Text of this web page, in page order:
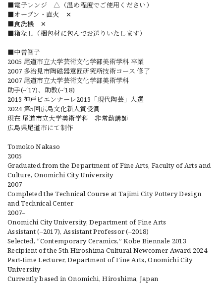
■電子レンジ △（温め程度でご使用ください）
■オーブン・直火 ✕
■食洗機 ✕
■箱なし（梱包材に包んでお送りいたします）
■中曽智子
2005 尾道市立大学芸術文化学部美術学科 卒業
2007 多治見市陶磁器意匠研究所技術コース 修了
2007 尾道市立大学芸術文化学部美術学科
助手(~‘17)、助教(~‘18)
2013 神戸ビエンナーレ2013「現代陶芸」入選
2024 第5回広島文化新人賞受賞
現在 尾道市立大学美術学科 非常勤講師
広島県尾道市にて制作
Tomoko Nakaso
2005
Graduated from the Department of Fine Arts, Faculty of Arts and
Culture, Onomichi City University
2007
Completed the Technical Course at Tajimi City Pottery Design
and Technical Center
2007–
Onomichi City University, Department of Fine Arts
Assistant (–2017), Assistant Professor (–2018)
Selected, “Contemporary Ceramics,” Kobe Biennale 2013
Recipient of the 5th Hiroshima Cultural Newcomer Award 2024
Part-time Lecturer, Department of Fine Arts, Onomichi City
University
Currently based in Onomichi, Hiroshima, Japan